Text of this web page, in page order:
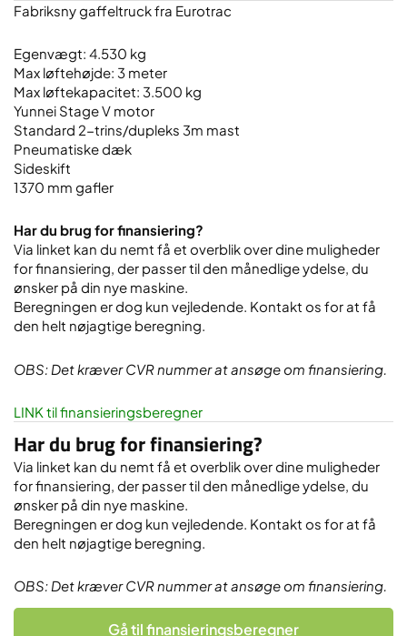
Fabriksny gaffeltruck fra Eurotrac
Egenvægt: 4.530 kg
Max løftehøjde: 3 meter
Max løftekapacitet: 3.500 kg
Yunnei Stage V motor
Standard 2-trins/dupleks 3m mast
Pneumatiske dæk
Sideskift
1370 mm gafler
Har du brug for finansiering?
Via linket kan du nemt få et overblik over dine muligheder
for finansiering, der passer til den månedlige ydelse, du
ønsker på din nye maskine.
Beregningen er dog kun vejledende. Kontakt os for at få
den helt nøjagtige beregning.
OBS: Det kræver CVR nummer at ansøge om finansiering.
LINK til finansieringsberegner
Har du brug for finansiering?
Via linket kan du nemt få et overblik over dine muligheder
for finansiering, der passer til den månedlige ydelse, du
ønsker på din nye maskine.
Beregningen er dog kun vejledende. Kontakt os for at få
den helt nøjagtige beregning.
OBS: Det kræver CVR nummer at ansøge om finansiering.
Gå til finansieringsberegner